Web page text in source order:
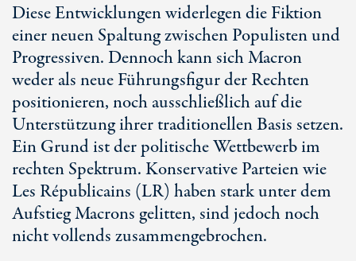
Diese Entwicklungen widerlegen die Fiktion
einer neuen Spaltung zwischen Populisten und
Progressiven. Dennoch kann sich Macron
weder als neue Führungsfigur der Rechten
positionieren, noch ausschließlich auf die
Unterstützung ihrer traditionellen Basis setzen.
Ein Grund ist der politische Wettbewerb im
rechten Spektrum. Konservative Parteien wie
Les Républicains (LR) haben stark unter dem
Aufstieg Macrons gelitten, sind jedoch noch
nicht vollends zusammengebrochen.